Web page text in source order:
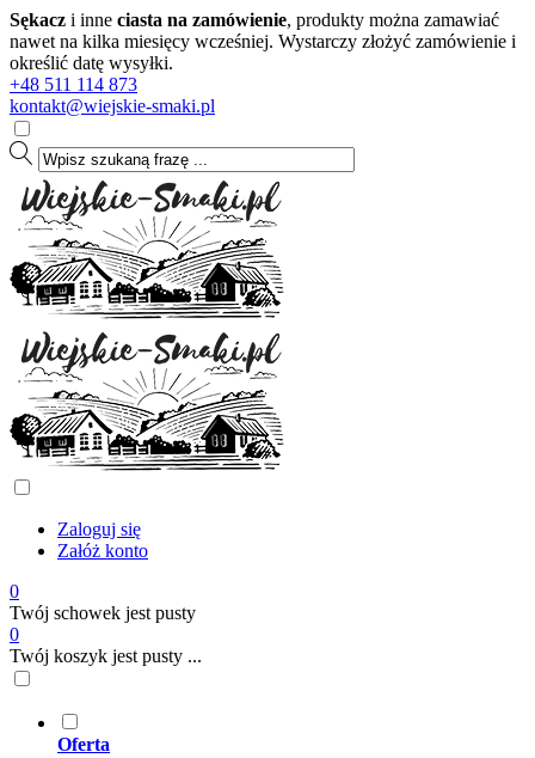
Sękacz i inne ciasta na zamówienie, produkty można zamawiać
nawet na kilka miesięcy wcześniej. Wystarczy złożyć zamówienie i
określić datę wysyłki.
+48 511 114 873
kontakt@wiejskie-smaki.pl
Zaloguj się
Załóż konto
0
Twój schowek jest pusty
0
Twój koszyk jest pusty ...
Oferta